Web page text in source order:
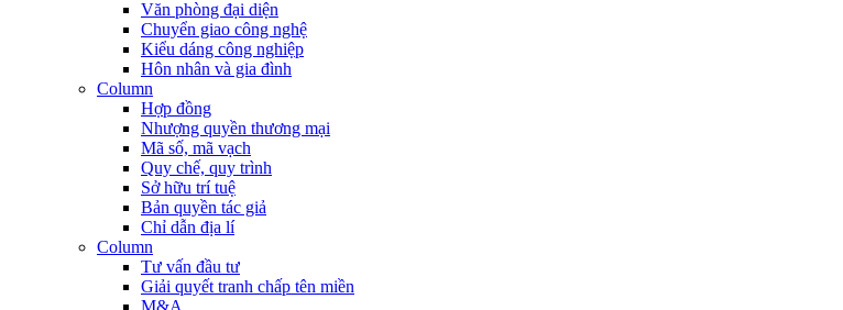
Văn phòng đại diện
Chuyển giao công nghệ
Kiểu dáng công nghiệp
Hôn nhân và gia đình
Column
Hợp đồng
Nhượng quyền thương mại
Mã số, mã vạch
Quy chế, quy trình
Sở hữu trí tuệ
Bản quyền tác giả
Chỉ dẫn địa lí
Column
Tư vấn đầu tư
Giải quyết tranh chấp tên miền
M&A